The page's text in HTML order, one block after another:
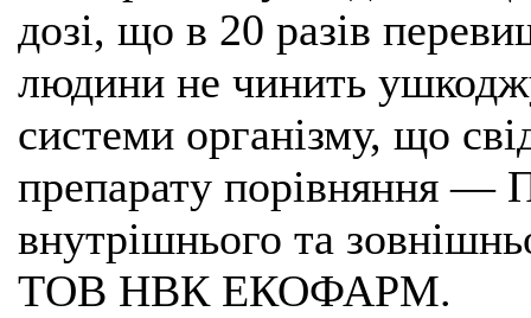
дозі, що в 20 разів
людини не чинить
системи організму, що
препарату порівняння —
внутрішнього та
ТОВ НВК ЕКОФАРМ.